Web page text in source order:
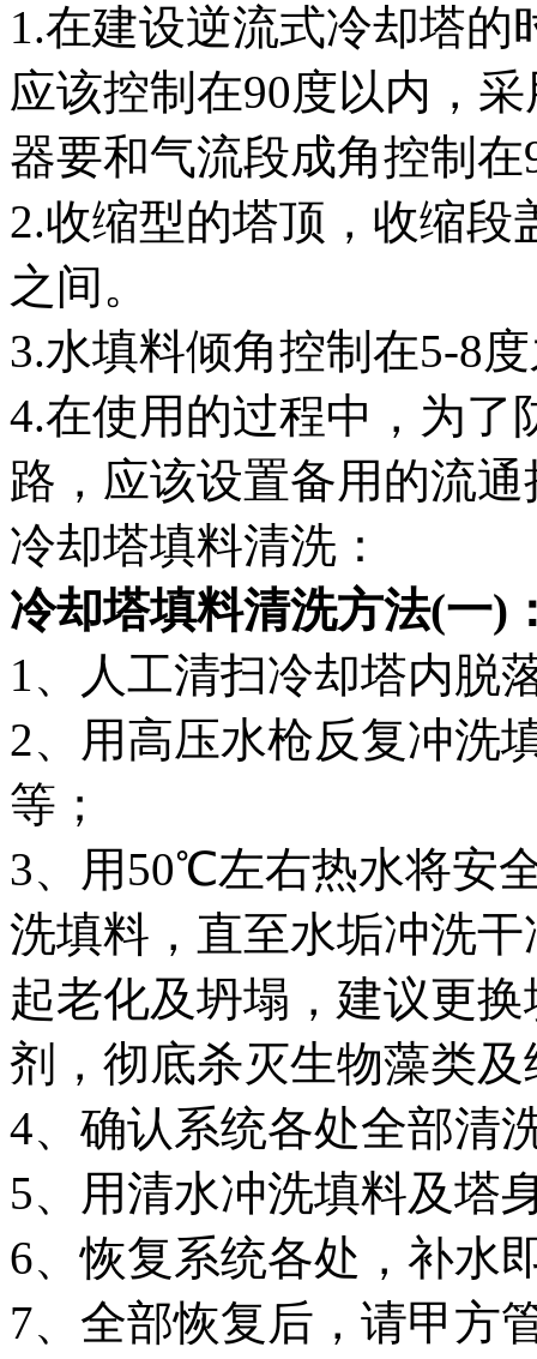
1.在建设逆流式冷却塔
应该控制在90度以内，
器要和气流段成角控制在
2.收缩型的塔顶，收缩段
之间。
3.水填料倾角控制在5-8
4.在使用的过程中，为了
路，应该设置备用的流通
冷却塔填料清洗：
冷却塔填料清洗方法(一)
1、人工清扫冷却塔内脱
2、用高压水枪反复冲洗
等；
3、用50℃左右热水将安
洗填料，直至水垢冲洗
起老化及坍塌，建议更
剂，彻底杀灭生物藻类及
4、确认系统各处全部清
5、用清水冲洗填料及塔
6、恢复系统各处，补水
7、全部恢复后，请甲方